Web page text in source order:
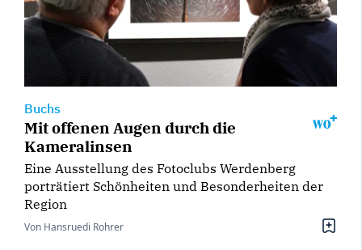
Buchs
Mit offenen Augen durch die
Kameralinsen
Eine Ausstellung des Fotoclubs Werdenberg
porträtiert Schönheiten und Besonderheiten der
Region
Von Hansruedi Rohrer